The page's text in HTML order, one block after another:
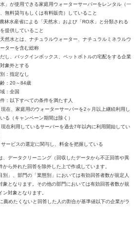
」が使用できる家庭用ウォーターサーバーをレンタル（一
無料貸与もしくは有料販売）していること
林水産省による「天然水」および「RO水」と分類される
提供していること
然水とは、ナチュラルウォーター、ナチュラルミネラルウ
ーターを含む総称
し、バックインボックス、ペットボトルの宅配をする企業
象外とする
：指定なし
：20～84歳
：全国
：以下すべての条件を満たす人
現在、家庭用のウォーターサーバーを2ヶ月以上継続利用し
る（キャンペーン期間は除く）
現在利用しているサーバーを過去7年以内に利用開始してい
サービスの選定に関与し、料金を把握している
データクリーニング（回収したデータから不正回答や異
ら外れた回答を除外した上で作成しています。
」、部門の「業態別」においては有効回答者数が規定人
象となります。その他の部門においては有効回答者数が規
対象となります。
めたくないと回答した人の割合が基準値以下の企業がラ